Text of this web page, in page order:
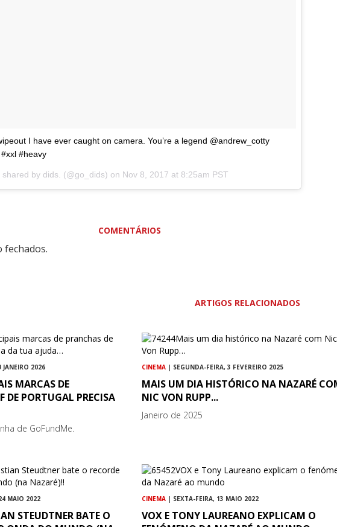
I have ever caught on camera. You’re a legend @andrew_cotty
#heavy
shared by dids. (@go_dids) on Nov 8, 2017 at 8:25am PST
COMENTÁRIOS
fechados.
ARTIGOS RELACIONADOS
JANEIRO 2026
MARCAS DE
DE PORTUGAL PRECISA
de GoFundMe.
CINEMA | SEGUNDA-FEIRA, 3 FEVEREIRO 2025
MAIS UM DIA HISTÓRICO NA NAZARÉ
NIC VON RUPP...
Janeiro de 2025
MAIO 2022
STEUDTNER BATE O
CINEMA | SEXTA-FEIRA, 13 MAIO 2022
VOX E TONY LAUREANO EXPLICAM O